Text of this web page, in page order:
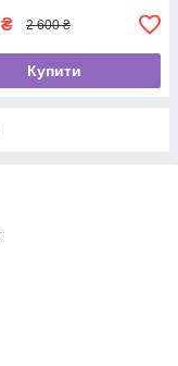
₴ 2 600 ₴
Купити